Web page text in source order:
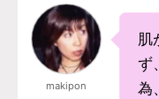
makipon
肌
ず
為、